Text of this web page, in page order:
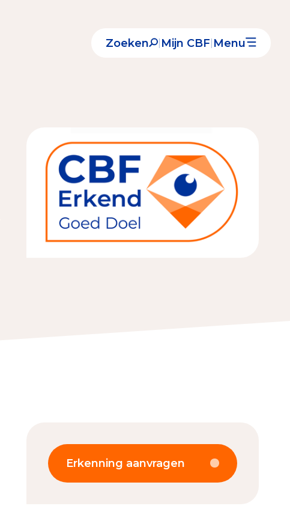
Zoeken Mijn CBF Menu
Collecterooster/wervingrooster
Register Erkende Donatieplatformen
Erkenning aanvragen